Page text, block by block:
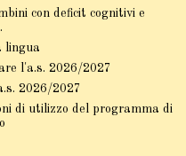
con deficit cognitivi e
lingua
l'a.s. 2026/2027
2026/2027
di utilizzo del programma di